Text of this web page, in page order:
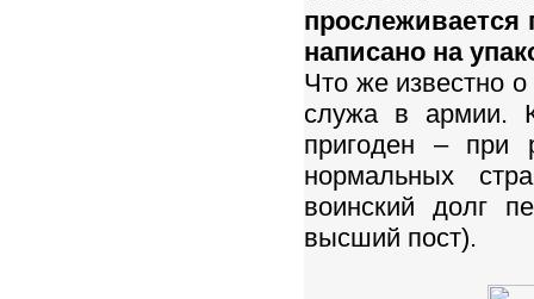
прослеживается
написано на
Что же известно
служа в армии.
пригоден – при
нормальных
воинский долг
высший пост).